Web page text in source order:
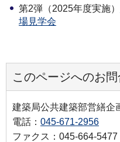
第2弾（2025年度実施）
場見学会
このページへのお問
建築局公共建築部営繕企
電話： 045-671-2956
ファクス：045-664-5477